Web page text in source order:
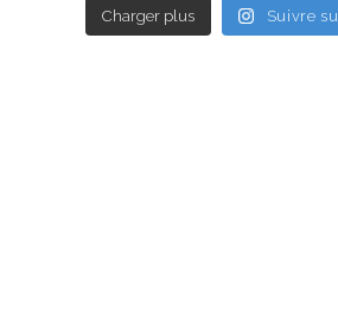
Charger plus Suivre